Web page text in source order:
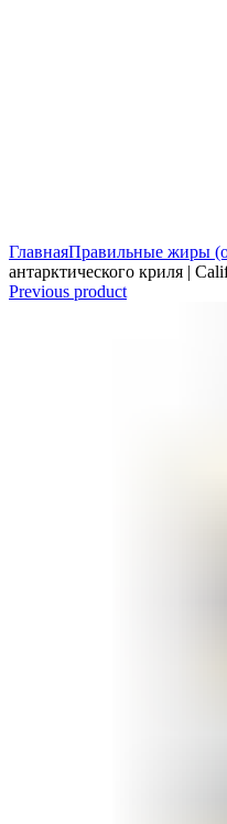
ГлавнаяПравильные жиры
антарктического криля |
Previous product